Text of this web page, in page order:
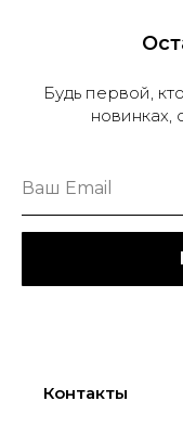
Будь первой,
новинках,
Контакты